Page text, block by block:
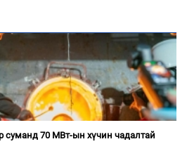
суманд 70 МВт-ын хүчин чадалтай